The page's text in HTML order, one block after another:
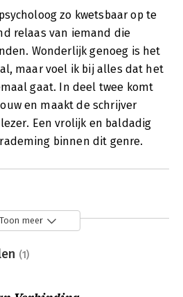
zo kwetsbaar op te
relaas van iemand die
Wonderlijk genoeg is het
maar voel ik bij alles dat het
gaat. In deel twee komt
en maakt de schrijver
Een vrolijk en baldadig
binnen dit genre.
Toon meer
(1)